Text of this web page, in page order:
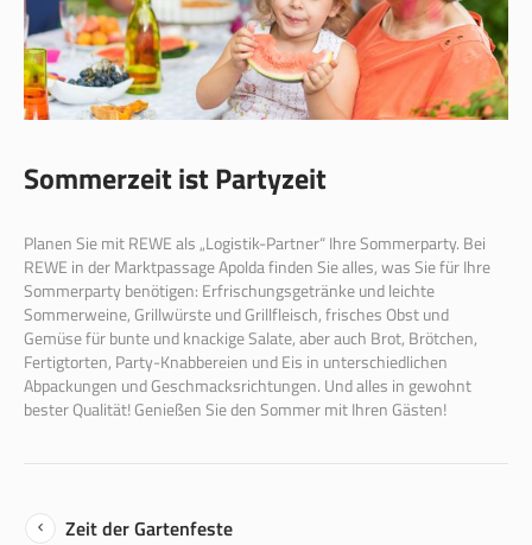
Sommerzeit ist Partyzeit
Planen Sie mit REWE als „Logistik-Partner“ Ihre Sommerparty. Bei
REWE in der Marktpassage Apolda finden Sie alles, was Sie für Ihre
Sommerparty benötigen: Erfrischungsgetränke und leichte
Sommerweine, Grillwürste und Grillfleisch, frisches Obst und
Gemüse für bunte und knackige Salate, aber auch Brot, Brötchen,
Fertigtorten, Party-Knabbereien und Eis in unterschiedlichen
Abpackungen und Geschmacksrichtungen. Und alles in gewohnt
bester Qualität! Genießen Sie den Sommer mit Ihren Gästen!
Zeit der Gartenfeste